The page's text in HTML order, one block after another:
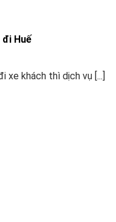
đi Huế
xe khách thì dịch vụ [...]